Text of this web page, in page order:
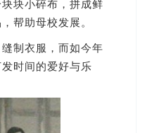
块小碎布，拼成鲜
帮助母校发展。
制衣服，而如今年
时间的爱好与乐